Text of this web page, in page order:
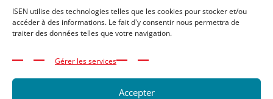
ISEN utilise des technologies telles que les cookies pour stocker et/ou
accéder à des informations. Le fait d'y consentir nous permettra de
traiter des données telles que votre navigation.
Gérer les services
Accepter
Frais de scolarité
Financer ses études
Handicap et inclusion